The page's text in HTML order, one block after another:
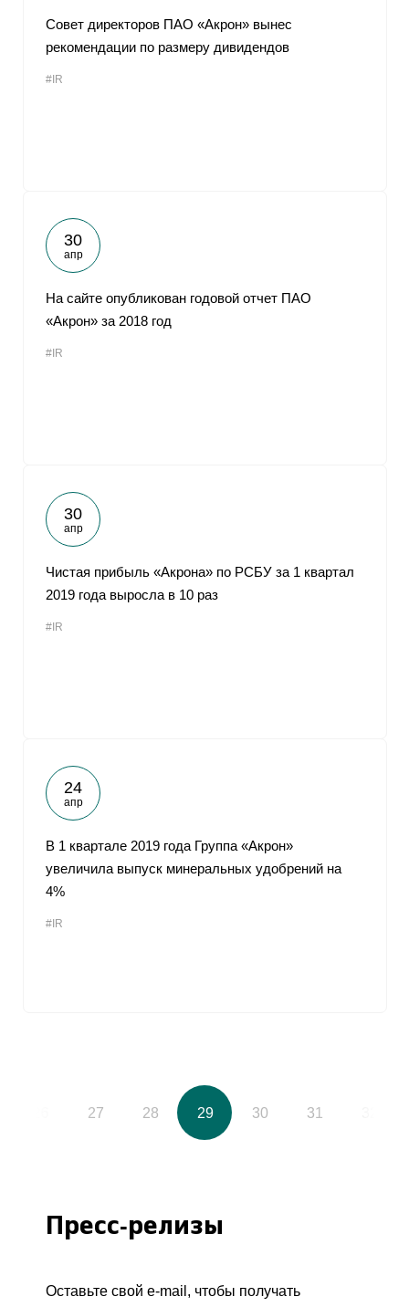
Совет директоров ПАО «Акрон» вынес
рекомендации по размеру дивидендов
#IR
30
апр
На сайте опубликован годовой отчет ПАО
«Акрон» за 2018 год
#IR
30
апр
Чистая прибыль «Акрона» по РСБУ за 1 квартал
2019 года выросла в 10 раз
#IR
24
апр
В 1 квартале 2019 года Группа «Акрон»
увеличила выпуск минеральных удобрений на
4%
#IR
27 28 29 30 31
Пресс-релизы
Оставьте свой e-mail, чтобы получать